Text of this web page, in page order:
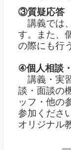
③質疑応答
講義では
す。また、
の際にも行
④個人相談
講義・実
談・面談の
ッフ・他の
参加くださ
オリジナル